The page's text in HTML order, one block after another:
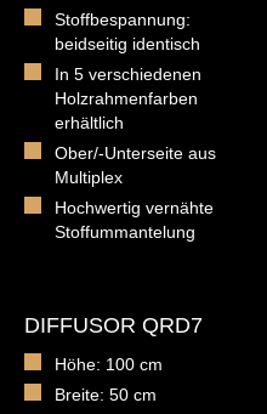
Stoffbespannung:
beidseitig identisch
In 5 verschiedenen
Holzrahmenfarben
erhältlich
Ober/-Unterseite aus
Multiplex
Hochwertig vernähte
Stoffummantelung
DIFFUSOR QRD7
Höhe: 100 cm
Breite: 50 cm